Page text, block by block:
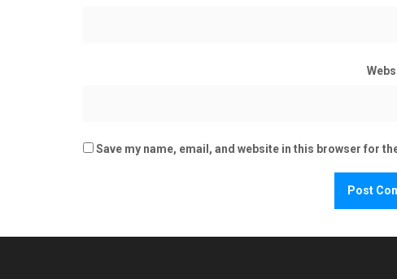
Save my name, email, and website in this browser for